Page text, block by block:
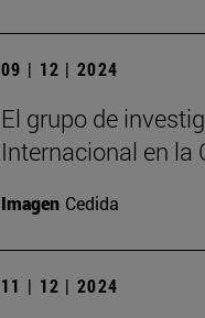
09 | 12 | 2024
El grupo de
Internacional en la
Imagen Cedida
11 | 12 | 2024